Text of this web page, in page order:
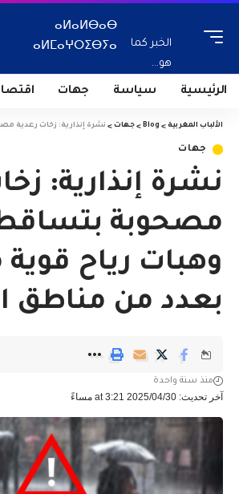
الخبر كما
هو...
ⴰⵍⴰⵍⴱⴰⴱ
ⴰⵍⵎⴰⵖⵔⵉⴱⵢⴰ
الرئيسية سياسة جهات
الألباب المغربية >
Blog
> جهات > نشرة إنذارية: زخات رعدية
جهات
نشرة إنذارية:
مصحوبة بتساقط
وهبات رياح قوية
بعدد من مناطق
آخر تحديث: 2025/04/30 at 3:21 مساءً
منذ سنة واحدة